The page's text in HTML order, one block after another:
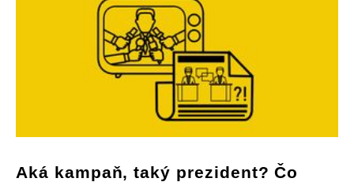
Aká kampaň, taký prezident? Čo